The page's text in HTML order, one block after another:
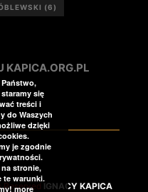
(6)
KAPICA.ORG.PL
IGNACY KAPICA
się
treści i
do Waszych
dzięki
je zgodnie
stronie,
te warunki.
more